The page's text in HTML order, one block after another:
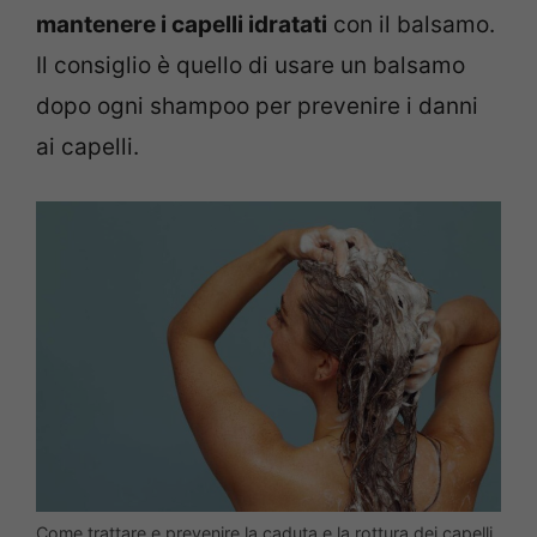
mantenere i capelli idratati con il balsamo.
Il consiglio è quello di usare un balsamo
dopo ogni shampoo per prevenire i danni
ai capelli.
Come trattare e prevenire la caduta e la rottura dei capelli